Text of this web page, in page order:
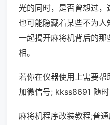
光的同时，是否曾想过，
也可能隐藏着某些不为人
一起揭开麻将机背后的
相。
若你在仪器使用上需要
加微信号; kkss8691 随时
麻将机程序改装教程;普